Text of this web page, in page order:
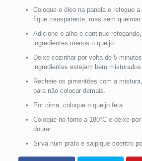
Coloque o óleo na panela e refogue
fique transparente, mas sem queimar.
Adicione o alho e continue
ingredientes menos o queijo.
Deixe cozinhar por volta de 5
ingredientes estejam bem
Recheie os pimentões com a
para não colocar demais.
Por cima, coloque o queijo feta.
Coloque no forno a 180ºC e deixe
dourar.
Sirva num prato e salpique coentro